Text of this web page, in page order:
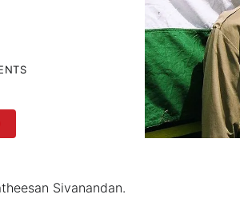
Sivanandan.